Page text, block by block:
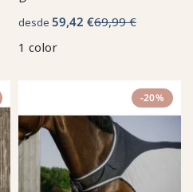
desde 59,42 €69,99 €
1 color
-20%